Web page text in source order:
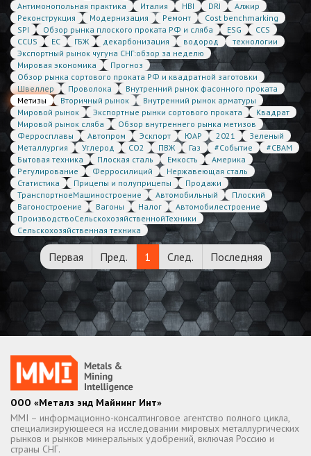
Антимонопольная практика
Италия HBI DRI
Алжир
Реконструкция
Модернизация Ремонт
Cost benchmarking
SPI
Обзор рынка плоского проката РФ и сляба ESG
CCS
CCUS
ЕС ГБЖ декарбонизация водород
технологии
Экспортный рынок чугуна СНГ:обзор за неделю
Мировая экономика
Прогноз
Обзор рынка сортового проката РФ и квадратной заготовки
Швеллер
Проволока
Внутренний рынок фасонного проката
Метизы
Вторичный рынок
Внутренний рынок арматуры
Мировой рынок
Экспортные рынки сортового проката
Квадрат
Мировой рынок сляба
Обзор внутреннего рынка метизов
Ферросплавы
Автопром Эскпорт ЮАР 2021
Зеленый
Металлургия
Углерод CO2 ПВЖ Газ #Событие
#CBAM
Бытовая техника
Плоская сталь Емкость
Америка
Регулирование
Ферросилиций
Нержавеющая сталь
Статистика
Прицепы и полуприцепы
Продажи
ТранспортноеМашиностроение
Автомобильный
Плоский
Вагоностроение
Вагоны Налог
Автомобилестроение
ПроизводствоСельскохозяйственнойТехники
Сельскохозяйственная техника
Первая Пред. 1 След. Последняя
ООО «Металз энд Майнинг Инт»
MMI – информационно-консалтинговое агентство полного цикла,
специализирующееся на исследовании мировых металлургических
рынков и рынков минеральных удобрений, включая Россию и
страны СНГ.